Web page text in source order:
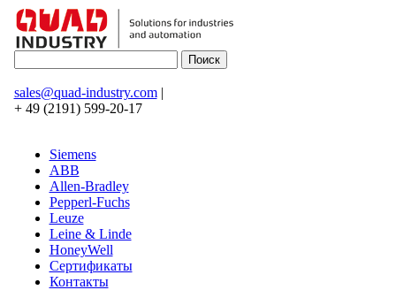
sales@quad-industry.com|
+ 49 (2191) 599-20-17
Siemens
ABB
Allen-Bradley
Pepperl-Fuchs
Leuze
Leine & Linde
HoneyWell
Сертификаты
Контакты